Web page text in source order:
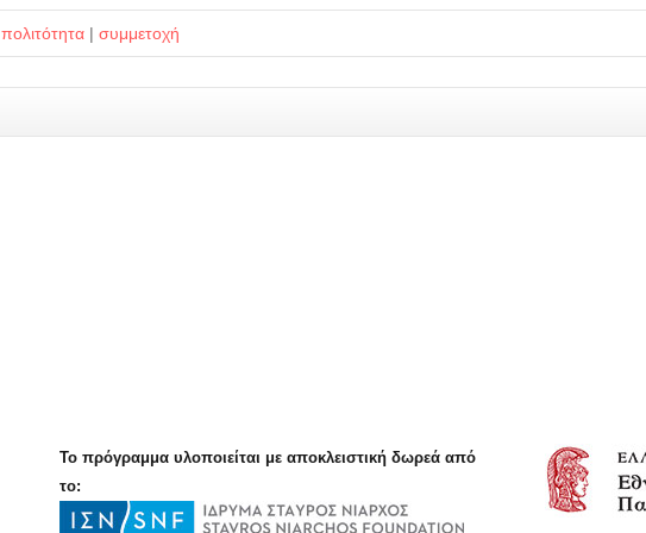
πολιτότητα | συμμετοχή
Το πρόγραμμα υλοποιείται με αποκλειστική δωρεά από
το: